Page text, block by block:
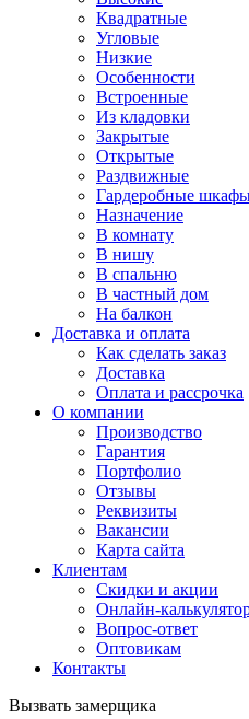
Квадратные
Угловые
Низкие
Особенности
Встроенные
Из кладовки
Закрытые
Открытые
Раздвижные
Гардеробные
Назначение
В комнату
В нишу
В спальню
В частный дом
На балкон
Доставка и оплата
Как сделать заказ
Доставка
Оплата и рассрочка
О компании
Производство
Гарантия
Портфолио
Отзывы
Реквизиты
Вакансии
Карта сайта
Клиентам
Скидки и акции
Онлайн-
Вопрос-ответ
Оптовикам
Контакты
Вызвать замерщика